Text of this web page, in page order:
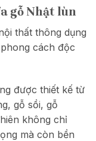
gỗ Nhật lùn
thất thông dụng
cách độc
được thiết kế từ
gỗ sồi, gỗ
không chỉ
mà còn bền